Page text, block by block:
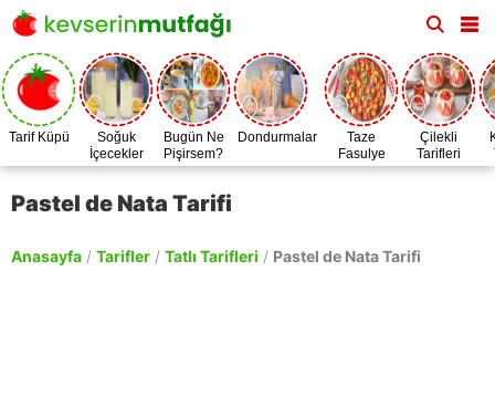
Tarif Küpü
Soğuk
İçecekler
Bugün Ne
Pişirsem?
Dondurmalar
Taze
Fasulye
Zamanı
Çilekli
Tarifleri
Pastel de Nata Tarifi
Anasayfa / Tarifler / Tatlı Tarifleri / Pastel de Nata Tarifi